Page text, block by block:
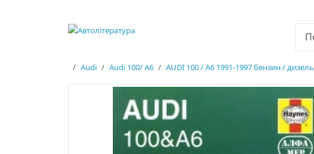
Audi Audi 100/ А6 AUDI 100 / A6 1991-1997 бензин / дизель